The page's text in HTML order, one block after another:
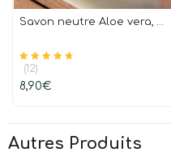
Savon neutre Aloe vera, Calendula & lait d’avoine
Note
(12)
8,90€
Autres Produits